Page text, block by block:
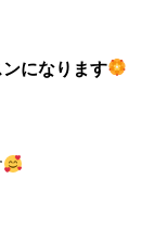
になります